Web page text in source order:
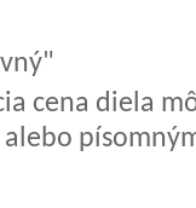
cena diela
alebo